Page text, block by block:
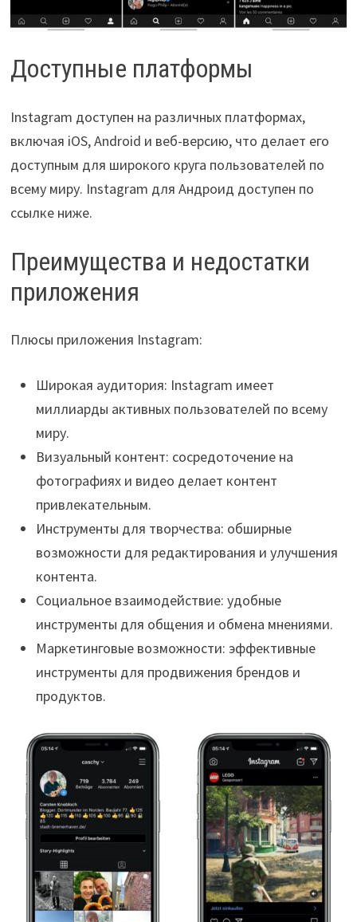
Доступные платформы
Instagram доступен на различных платформах,
включая iOS, Android и веб-версию, что делает его
доступным для широкого круга пользователей по
всему миру. Instagram для Андроид доступен по
ссылке ниже.
Преимущества и недостатки
приложения
Плюсы приложения Instagram:
Широкая аудитория: Instagram имеет
миллиарды активных пользователей по всему
миру.
Визуальный контент: сосредоточение на
фотографиях и видео делает контент
привлекательным.
Инструменты для творчества: обширные
возможности для редактирования и улучшения
контента.
Социальное взаимодействие: удобные
инструменты для общения и обмена мнениями.
Маркетинговые возможности: эффективные
инструменты для продвижения брендов и
продуктов.